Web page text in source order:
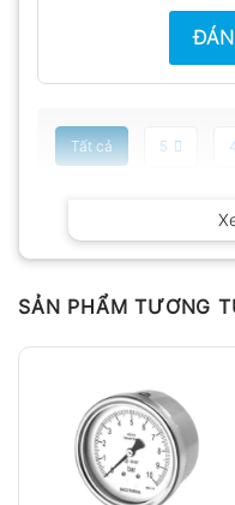
Tất cả 5
Chưa có đánh giá
SẢN PHẨM TƯƠNG